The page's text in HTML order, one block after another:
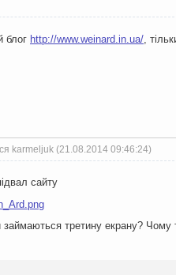
блог http://www.weinard.in.ua/ ,
karmeljuk (21.08.2014 09:46:24)
сайту
третину екрану? Чому